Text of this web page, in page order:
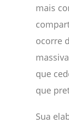
mais
ocorre
que
que
Sua